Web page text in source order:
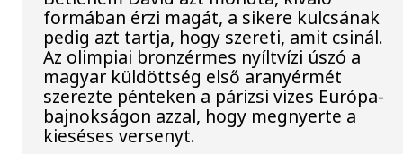
formában érzi magát, a sikere kulcsának
pedig azt tartja, hogy szereti, amit csinál.
Az olimpiai bronzérmes nyíltvízi úszó a
magyar küldöttség első aranyérmét
szerezte pénteken a párizsi vizes Európa-
bajnokságon azzal, hogy megnyerte a
kieséses versenyt.